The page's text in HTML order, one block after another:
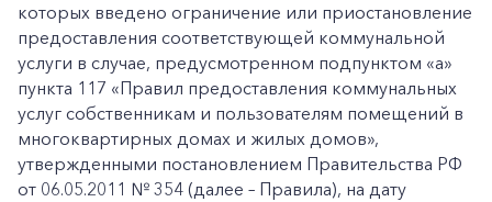
которых введено ограничение или приостановление
предоставления соответствующей коммунальной
услуги в случае, предусмотренном подпунктом «а»
пункта 117 «Правил предоставления коммунальных
услуг собственникам и пользователям помещений в
многоквартирных домах и жилых домов»,
утвержденными постановлением Правительства РФ
от 06.05.2011 № 354 (далее – Правила), на дату